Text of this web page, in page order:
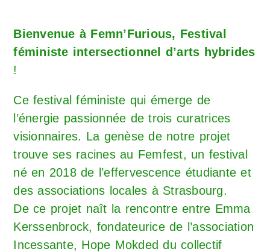
Bienvenue à Femn’Furious, Festival
féministe intersectionnel d’arts hybrides
!
Ce festival féministe qui émerge de
l’énergie passionnée de trois curatrices
visionnaires. La genèse de notre projet
trouve ses racines au Femfest, un festival
né en 2018 de l’effervescence étudiante et
des associations locales à Strasbourg.
De ce projet naît la rencontre entre Emma
Kerssenbrock, fondateurice de l’association
Incessante, Hope Mokded du collectif